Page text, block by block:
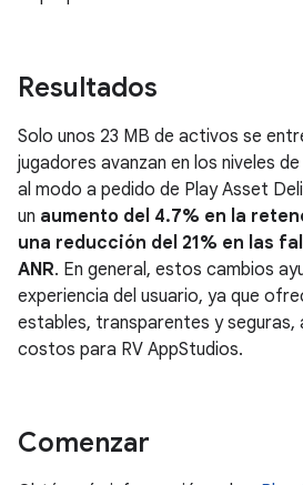
Resultados
Solo unos 23 MB de activos se
jugadores avanzan en los niveles
al modo a pedido de Play Asset
un aumento del 4.7% en la
una reducción del 21% en las
ANR. En general, estos cambios
experiencia del usuario, ya que
estables, transparentes y seguras,
costos para RV AppStudios.
Comenzar